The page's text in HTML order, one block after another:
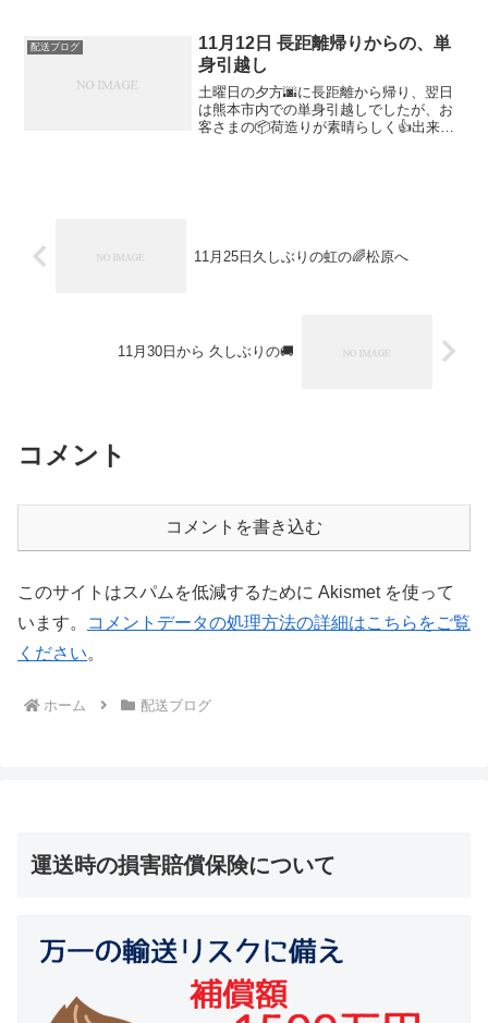
荷...
配送ブログ
11月12日 長距離帰りからの、単
身引越し
土曜日の夕方🌆に長距離から帰り、翌日
は熊本市内での単身引越しでしたが、お
客さまの📦荷造りが素晴らしく👍出来て
11月25日久しぶりの虹の🌈松原へ
11月30日から 久しぶりの🚚
コメント
コメントを書き込む
このサイトはスパムを低減するために Akismet を使って
います。
コメントデータの処理方法の詳細はこちらをご覧
ください。
ホーム 配送ブログ
運送時の損害賠償保険について